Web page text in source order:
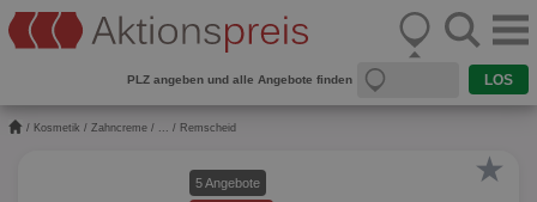
PLZ angeben und alle Angebote finden
/ Kosmetik / Zahncreme / ... / Remscheid
5 Angebote ★